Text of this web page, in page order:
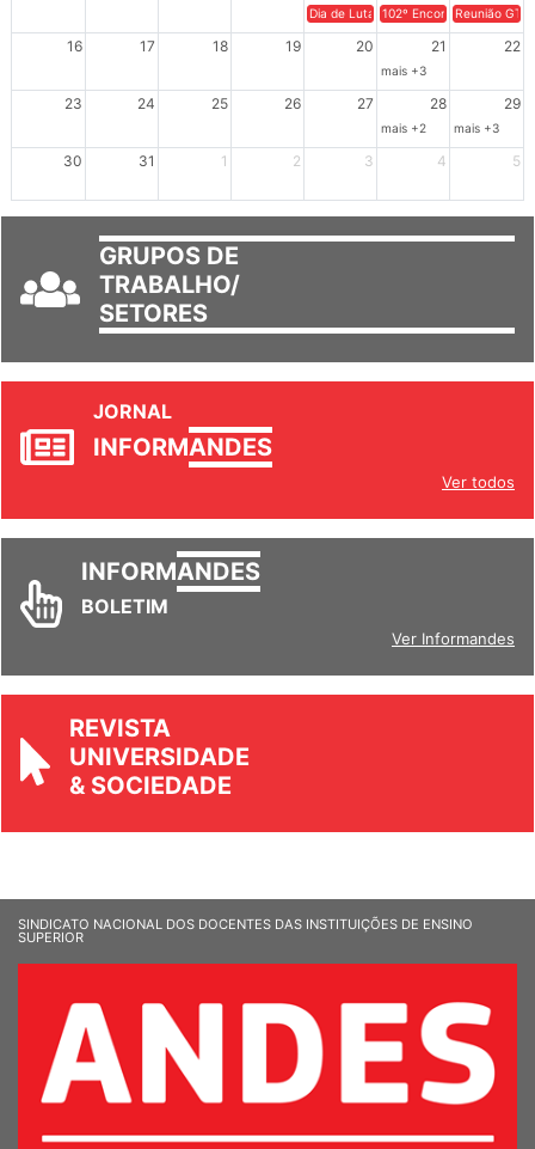
Dia de Luta em Defesa de Cuba e da
102º Encontro da
Reunião
16 17 18 19 20 21 22
mais +3
23 24 25 26 27 28 29
mais +2 mais +3
30 31 1 2 3 4 5
GRUPOS DE
TRABALHO/
SETORES
JORNAL
INFORMANDES
Ver todos
INFORMANDES
BOLETIM
Ver Informandes
REVISTA
UNIVERSIDADE
& SOCIEDADE
SINDICATO NACIONAL DOS DOCENTES DAS INSTITUIÇÕES DE ENSINO
SUPERIOR